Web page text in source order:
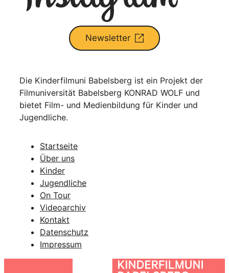
Newsletter
Die Kinderfilmuni Babelsberg ist ein Projekt der
Filmuniversität Babelsberg KONRAD WOLF und
bietet Film- und Medienbildung für Kinder und
Jugendliche.
Startseite
Über uns
Kinder
Jugendliche
On Tour
Videoarchiv
Kontakt
Datenschutz
Impressum